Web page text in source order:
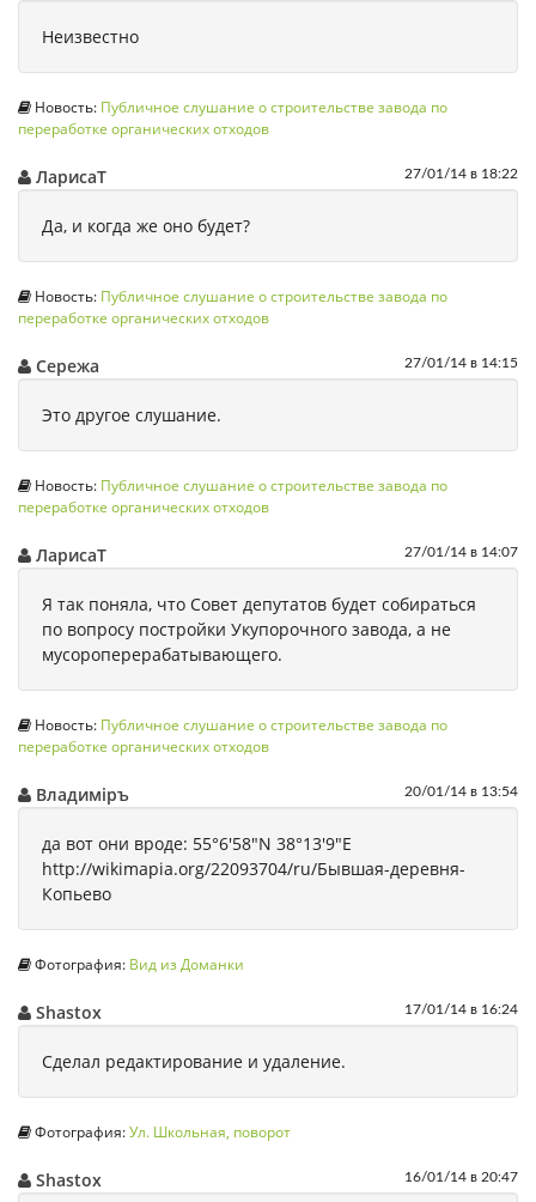
Неизвестно
Новость: Публичное слушание о строительстве завода по
переработке органических отходов
27/01/14 в 18:22
ЛарисаТ
Да, и когда же оно будет?
Новость: Публичное слушание о строительстве завода по
переработке органических отходов
27/01/14 в 14:15
Сережа
Это другое слушание.
Новость: Публичное слушание о строительстве завода по
переработке органических отходов
27/01/14 в 14:07
ЛарисаТ
Я так поняла, что Совет депутатов будет собираться
по вопросу постройки Укупорочного завода, а не
мусороперерабатывающего.
Новость: Публичное слушание о строительстве завода по
переработке органических отходов
20/01/14 в 13:54
Владимiръ
да вот они вроде: 55°6'58"N 38°13'9"E
http://wikimapia.org/22093704/ru/Бывшая-деревня-
Копьево
Фотография: Вид из Доманки
17/01/14 в 16:24
Shastox
Сделал редактирование и удаление.
Фотография:Ул. Школьная, поворот
16/01/14 в 20:47
Shastox